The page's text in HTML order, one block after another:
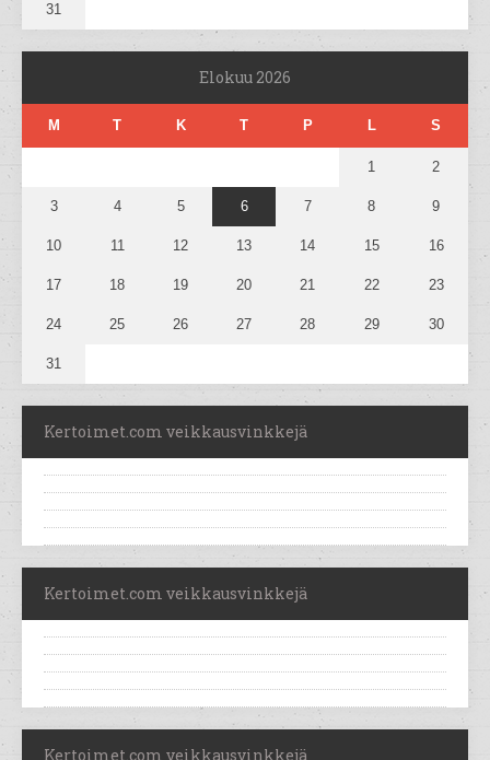
31
Elokuu 2026
M T K T P L S
1 2
3 4 5 6 7 8 9
10 11 12 13 14 15 16
17 18 19 20 21 22 23
24 25 26 27 28 29 30
31
Kertoimet.com veikkausvinkkejä
Kertoimet.com veikkausvinkkejä
Kertoimet.com veikkausvinkkejä